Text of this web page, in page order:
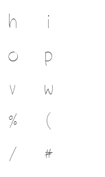
h
i
o
p
v
w
%
(
/
#